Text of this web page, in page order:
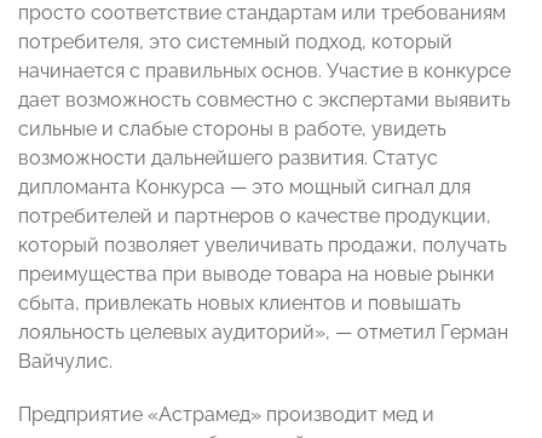
просто соответствие стандартам или требованиям
потребителя, это системный подход, который
начинается с правильных основ. Участие в конкурсе
дает возможность совместно с экспертами выявить
сильные и слабые стороны в работе, увидеть
возможности дальнейшего развития. Статус
дипломанта Конкурса — это мощный сигнал для
потребителей и партнеров о качестве продукции,
который позволяет увеличивать продажи, получать
преимущества при выводе товара на новые рынки
сбыта, привлекать новых клиентов и повышать
лояльность целевых аудиторий», — отметил Герман
Вайчулис.
Предприятие «Астрамед» производит мед и